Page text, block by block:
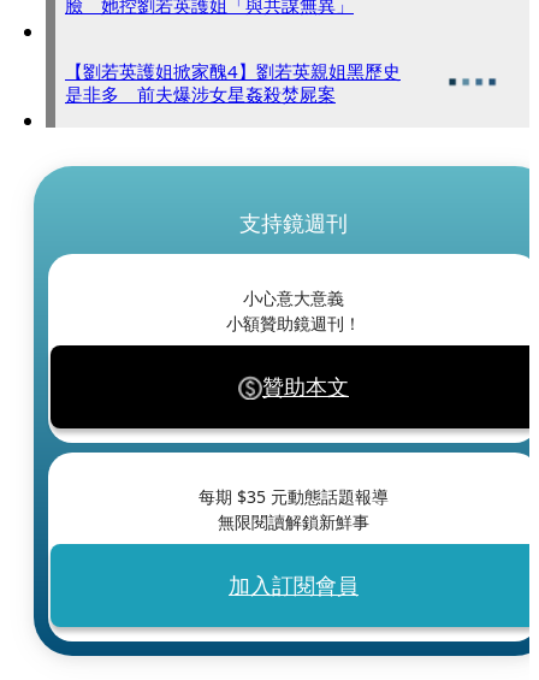
臉 她控劉若英護姐「與共謀無異」
【劉若英護姐掀家醜4】劉若英親姐黑歷史
是非多 前夫爆涉女星姦殺焚屍案
支持鏡週刊
小心意大意義
小額贊助鏡週刊！
贊助本文
每期 $35 元動態話題報導
無限閱讀解鎖新鮮事
加入訂閱會員